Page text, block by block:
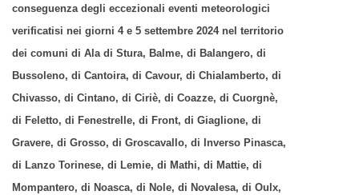
conseguenza degli eccezionali eventi meteorologici
verificatisi nei giorni 4 e 5 settembre 2024 nel territorio
dei comuni di Ala di Stura, Balme, di Balangero, di
Bussoleno, di Cantoira, di Cavour, di Chialamberto, di
Chivasso, di Cintano, di Ciriè, di Coazze, di Cuorgnè,
di Feletto, di Fenestrelle, di Front, di Giaglione, di
Gravere, di Grosso, di Groscavallo, di Inverso Pinasca,
di Lanzo Torinese, di Lemie, di Mathi, di Mattie, di
Mompantero, di Noasca, di Nole, di Novalesa, di Oulx,